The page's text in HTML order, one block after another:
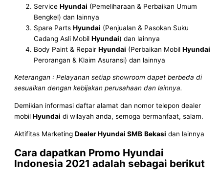
ServiceHyundai (Pemeliharaan & Perbaikan Umum
Bengkel) dan lainnya
Spare PartsHyundai (Penjualan & Pasokan Suku
Cadang Asli MobilHyundai) dan lainnya
Body Paint & RepairHyundai (Perbaikan MobilHyundai
Perorangan & Klaim Asuransi) dan lainnya
Keterangan : Pelayanan setiap showroom dapet berbeda di
sesuaikan dengan kebijakan perusahaan dan lainnya.
Demikian informasi daftar alamat dan nomor telepon dealer
mobilHyundai di wilayah anda, semoga bermanfaat, salam.
Aktifitas MarketingDealer Hyundai SMB Bekasi dan lainnya
Cara dapatkan Promo Hyundai
Indonesia 2021 adalah sebagai berikut